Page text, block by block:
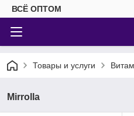
ВСЁ ОПТОМ
Товары и услуги
Mirrolla